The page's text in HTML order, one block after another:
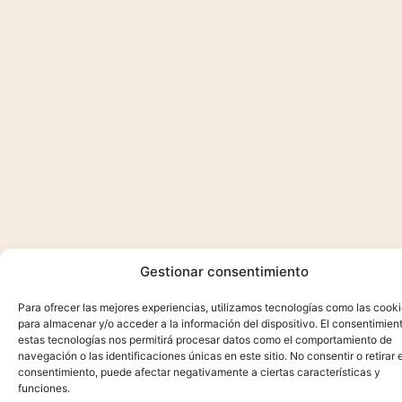
Gestionar consentimiento
Para ofrecer las mejores experiencias, utilizamos tecnologías como las
para almacenar y/o acceder a la información del dispositivo. El
estas tecnologías nos permitirá procesar datos como el comportamiento de
navegación o las identificaciones únicas en este sitio. No consentir o retirar
consentimiento, puede afectar negativamente a ciertas características y
funciones.